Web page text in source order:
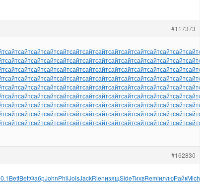
#117373
сайтсайтсайтсайтсайтсайтсайтсайтсайтсайтсайтсайтсайтсайтсайтсайт
сайтсайтсайтсайтсайтсайтсайтсайтсайтсайтсайтсайтсайтсайтсайтсайт
сайтсайтсайтсайтсайтсайтсайтсайтсайтсайтсайтсайтсайтсайтсайтсайт
сайтсайтсайтсайтсайтсайтсайтсайтсайтсайтсайтсайтсайтсайтсайтсайт
сайтсайтсайтсайтсайтсайтсайтсайтсайтсайтсайтсайтсайтсайтсайтсайт
сайтсайтсайтсайтсайтсайтсайтсайтсайтсайтсайтсайтсайтсайтсайтсайт
сайтсайтсайтсайтсайтсайтсайтсайтсайтсайтсайтсайтсайтсайтсайтсайт
сайтсайтсайтсайтсайтсайтсайтсайтсайтсайтсайтсайтсайтсайтсайтсайт
сайтсайтсайтсайтсайтсайтсайтсайтсайтсайтсайтсайтсайтсайтсайтсайт
#162830
BettBettФабрJohnPhilJolsJackRienизящSideТихвRemiиллюРайкMich